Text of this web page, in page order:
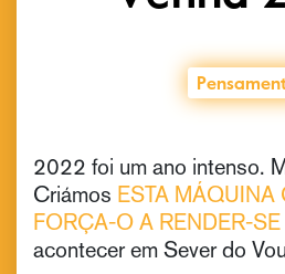
2022 foi um ano intenso.
Criámos ESTA
FORÇA-O A RENDER-SE
acontecer em Sever do